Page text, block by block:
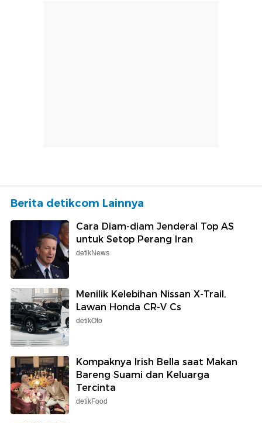
Berita detikcom Lainnya
Cara Diam-diam Jenderal Top AS
untuk Setop Perang Iran
detikNews
Menilik Kelebihan Nissan X-Trail,
Lawan Honda CR-V Cs
detikOto
Kompaknya Irish Bella saat Makan
Bareng Suami dan Keluarga
Tercinta
detikFood